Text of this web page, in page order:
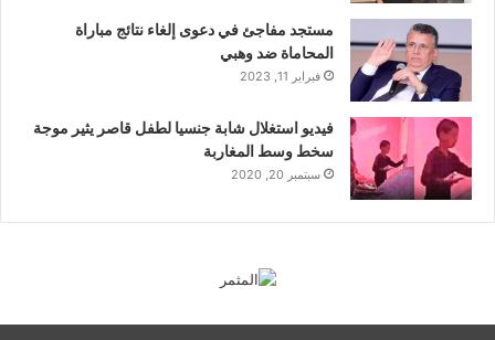
مستجد مفاجئ في دعوى إلغاء نتائج مباراة
المحاماة ضد وهبي
فبراير 11, 2023
فيديو استغلال شابة جنسيا لطفل قاصر يثير موجة
سخط وسط المغاربة
سبتمبر 20, 2020